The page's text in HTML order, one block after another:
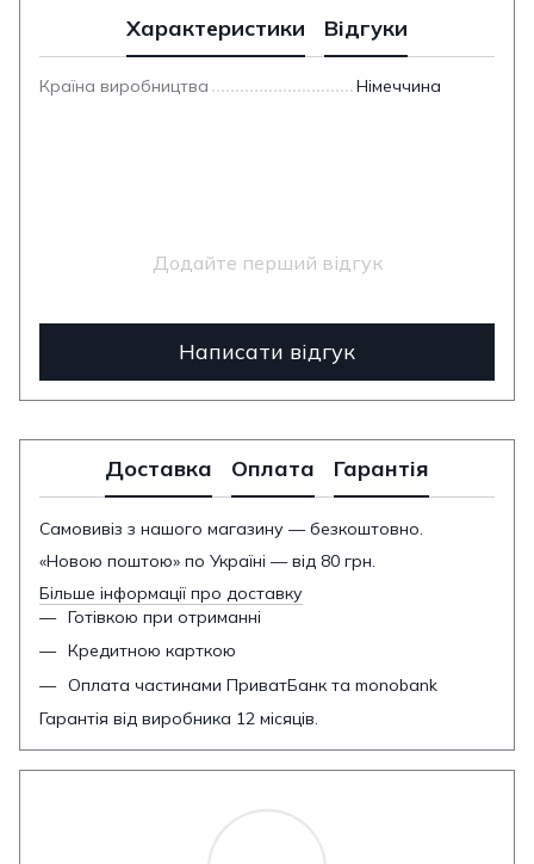
Характеристики Відгуки
Країна виробництва Німеччина
Додайте перший відгук
Написати відгук
Доставка Оплата Гарантія
Самовивіз з нашого магазину — безкоштовно.
«Новою поштою» по Україні — від 80 грн.
Більше інформації про доставку
Готівкою при отриманні
Кредитною карткою
Оплата частинами ПриватБанк та monobank
Гарантія від виробника 12 місяців.